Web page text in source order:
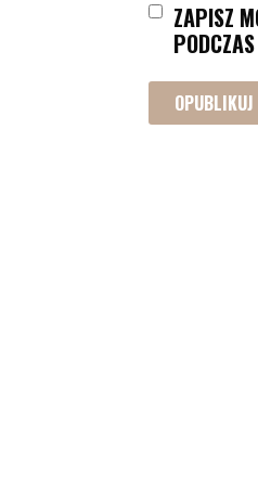
ZAPISZ